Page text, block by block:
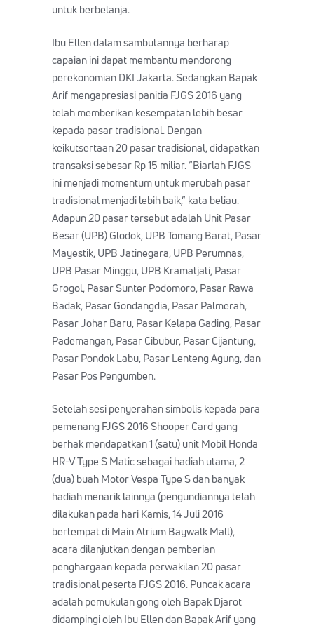
untuk berbelanja.
Ibu Ellen dalam sambutannya berharap
capaian ini dapat membantu mendorong
perekonomian DKI Jakarta. Sedangkan Bapak
Arif mengapresiasi panitia FJGS 2016 yang
telah memberikan kesempatan lebih besar
kepada pasar tradisional. Dengan
keikutsertaan 20 pasar tradisional, didapatkan
transaksi sebesar Rp 15 miliar. “Biarlah FJGS
ini menjadi momentum untuk merubah pasar
tradisional menjadi lebih baik,” kata beliau.
Adapun 20 pasar tersebut adalah Unit Pasar
Besar (UPB) Glodok, UPB Tomang Barat, Pasar
Mayestik, UPB Jatinegara, UPB Perumnas,
UPB Pasar Minggu, UPB Kramatjati, Pasar
Grogol, Pasar Sunter Podomoro, Pasar Rawa
Badak, Pasar Gondangdia, Pasar Palmerah,
Pasar Johar Baru, Pasar Kelapa Gading, Pasar
Pademangan, Pasar Cibubur, Pasar Cijantung,
Pasar Pondok Labu, Pasar Lenteng Agung, dan
Pasar Pos Pengumben.
Setelah sesi penyerahan simbolis kepada para
pemenang FJGS 2016 Shooper Card yang
berhak mendapatkan 1 (satu) unit Mobil Honda
HR-V Type S Matic sebagai hadiah utama, 2
(dua) buah Motor Vespa Type S dan banyak
hadiah menarik lainnya (pengundiannya telah
dilakukan pada hari Kamis, 14 Juli 2016
bertempat di Main Atrium Baywalk Mall),
acara dilanjutkan dengan pemberian
penghargaan kepada perwakilan 20 pasar
tradisional peserta FJGS 2016. Puncak acara
adalah pemukulan gong oleh Bapak Djarot
didampingi oleh Ibu Ellen dan Bapak Arif yang